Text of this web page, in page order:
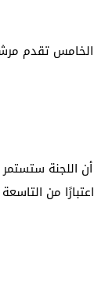
تقدم
أن اللجنة
من